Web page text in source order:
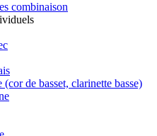
combinaison
(cor de basset, clarinette basse)